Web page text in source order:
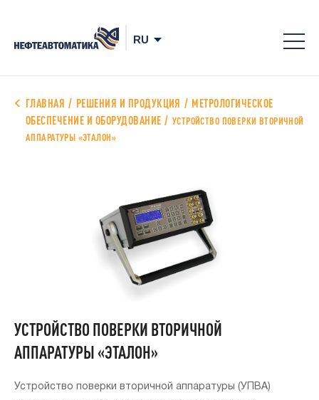
78-
ГЛАВНАЯ РЕШЕНИЯ И ПРОДУКЦИЯ
МЕТРОЛОГИЧЕСКОЕ
ОБЕСПЕЧЕНИЕ И ОБОРУДОВАНИЕ
УСТРОЙСТВО ПОВЕРКИ ВТОРИЧНОЙ
АППАРАТУРЫ «ЭТАЛОН»
УСТРОЙСТВО ПОВЕРКИ ВТОРИЧНОЙ
АППАРАТУРЫ «ЭТАЛОН»
Устройство поверки вторичной аппаратуры (УПВА)